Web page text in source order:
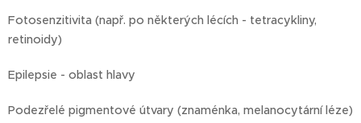
Fotosenzitivita (např. po některých lécích - tetracykliny,
retinoidy)
Epilepsie - oblast hlavy
Podezřelé pigmentové útvary (znaménka, melanocytární léze)